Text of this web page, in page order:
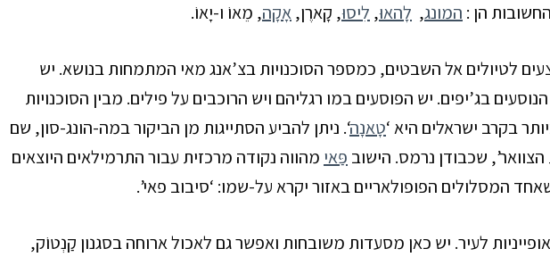
החשובות הן : המונג, ּלָהאו, ּלִיסו, קָארֶן,אָקָה, מֵאוֹ ו-יָאוֹ.
לטיולים אל השבטים, כמספר הסוכנויות בצ’אנג מאי המתמחות בנושא. יש
בג’יפים. יש הפוסעים במו רגליהם ויש הרוכבים על פילים. מבין הסוכנויות
בקרב ישראלים היא ‘טָאנָה‘. ניתן להביע הסתייגות מן הביקור במה-הונג-סון, שם
שכבודן נרמס. הישוב פַּאי מהווה נקודה מרכזית עבור התרמילאים היוצאים
המסלולים הפופולאריים באזור יקרא על-שמו: ‘סיבוב פאי’.
לעיר. יש כאן מסעדות משובחות ואפשר גם לאכול ארוחה בסגנון קַנְטוֹק,